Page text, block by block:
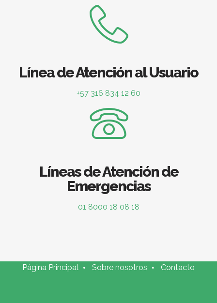
Línea de Atención al Usuario
+57 316 834 12 60
Líneas de Atención de
Emergencias
01 8000 18 08 18
Página Principal Sobre nosotros Contacto